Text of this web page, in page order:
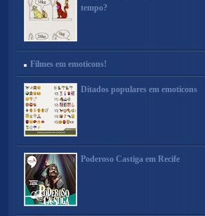
tempo?
Filmes em emoticons!
Ditados populares em emoticons
Poderoso Castiga em Recife